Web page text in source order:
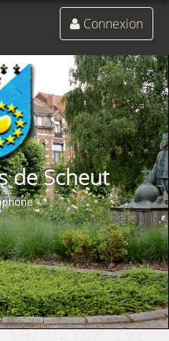
de Scheut
Connexion